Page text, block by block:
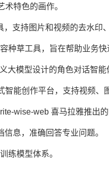
特色的画作。
支持图片和视频的去水印
种草工具，旨在帮助业务快
大模型设计的角色对话智能
能创作平台，支持视频、
wise-web 喜马拉雅推出的
息，准确回答专业问题。
练模型体系。